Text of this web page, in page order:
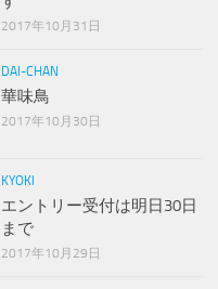
2017年10月31日
DAI-CHAN
華味鳥
2017年10月30日
KYOKI
エントリー受付は明日30日
まで
2017年10月29日